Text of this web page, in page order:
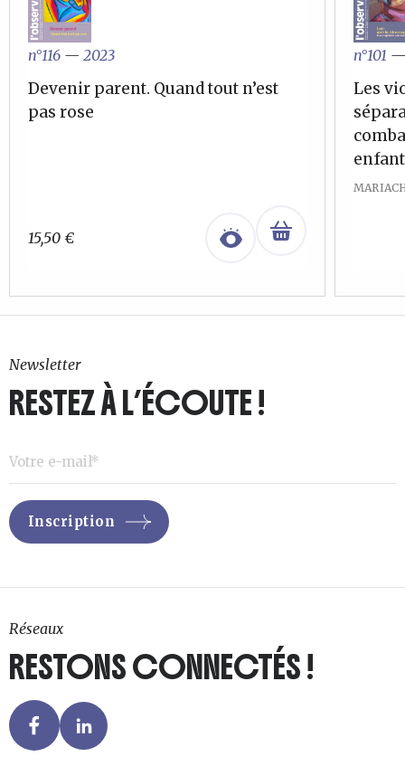
n°116 — 2023
Devenir parent. Quand tout n’est
pas rose
15,50 €
n°101
Les
Newsletter
RESTEZ À L’ÉCOUTE !
Réseaux
RESTONS CONNECTÉS !